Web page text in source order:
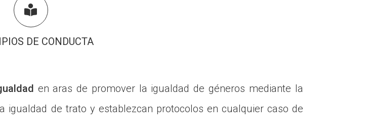

DE CONDUCTA
en aras de promover la igualdad de géneros mediante la
de trato y establezcan protocolos en cualquier caso de